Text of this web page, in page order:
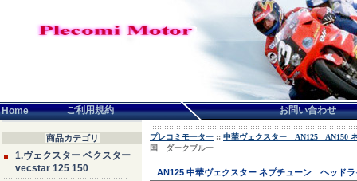
Home ご利用規約 お問い合わせ
商品カテゴリ
1.ヴェクスター ベクスター
vecstar 125 150
プレコミモーター :: 中華ヴェクスター AN125 AN150
国 ダークブルー
AN125 中華ヴェクスター ネプチューン ヘッ